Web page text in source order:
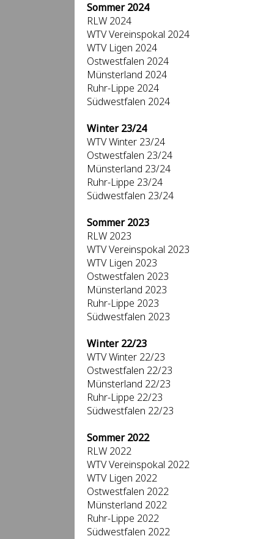
Sommer 2024
RLW 2024
WTV Vereinspokal 2024
WTV Ligen 2024
Ostwestfalen 2024
Münsterland 2024
Ruhr-Lippe 2024
Südwestfalen 2024
Winter 23/24
WTV Winter 23/24
Ostwestfalen 23/24
Münsterland 23/24
Ruhr-Lippe 23/24
Südwestfalen 23/24
Sommer 2023
RLW 2023
WTV Vereinspokal 2023
WTV Ligen 2023
Ostwestfalen 2023
Münsterland 2023
Ruhr-Lippe 2023
Südwestfalen 2023
Winter 22/23
WTV Winter 22/23
Ostwestfalen 22/23
Münsterland 22/23
Ruhr-Lippe 22/23
Südwestfalen 22/23
Sommer 2022
RLW 2022
WTV Vereinspokal 2022
WTV Ligen 2022
Ostwestfalen 2022
Münsterland 2022
Ruhr-Lippe 2022
Südwestfalen 2022